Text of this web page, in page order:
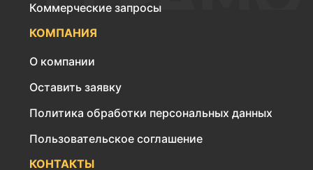
Коммерческие запросы
КОМПАНИЯ
О компании
Оставить заявку
Политика обработки персональных данных
Пользовательское соглашение
КОНТАКТЫ